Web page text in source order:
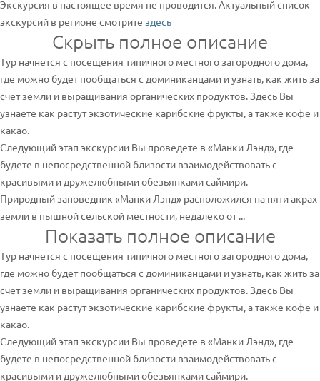
Экскурсия в настоящее время не проводится. Актуальный список
экскурсий в регионе смотрите здесь
Скрыть полное описание
Тур начнется с посещения типичного местного загородного дома,
где можно будет пообщаться с доминиканцами и узнать, как жить за
счет земли и выращивания органических продуктов. Здесь Вы
узнаете как растут экзотические карибские фрукты, а также кофе и
какао.
Следующий этап экскурсии Вы проведете в «Манки Лэнд», где
будете в непосредственной близости взаимодействовать с
красивыми и дружелюбными обезьянками саймири.
Природный заповедник «Манки Лэнд» расположился на пяти акрах
земли в пышной сельской местности, недалеко от ...
Показать полное описание
Тур начнется с посещения типичного местного загородного дома,
где можно будет пообщаться с доминиканцами и узнать, как жить за
счет земли и выращивания органических продуктов. Здесь Вы
узнаете как растут экзотические карибские фрукты, а также кофе и
какао.
Следующий этап экскурсии Вы проведете в «Манки Лэнд», где
будете в непосредственной близости взаимодействовать с
красивыми и дружелюбными обезьянками саймири.